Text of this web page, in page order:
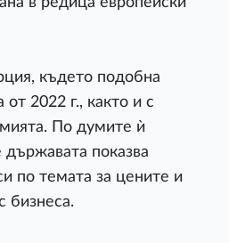
където подобна
2022 г., както и с
По думите ѝ
показва
по темата за цените и
бизнеса.